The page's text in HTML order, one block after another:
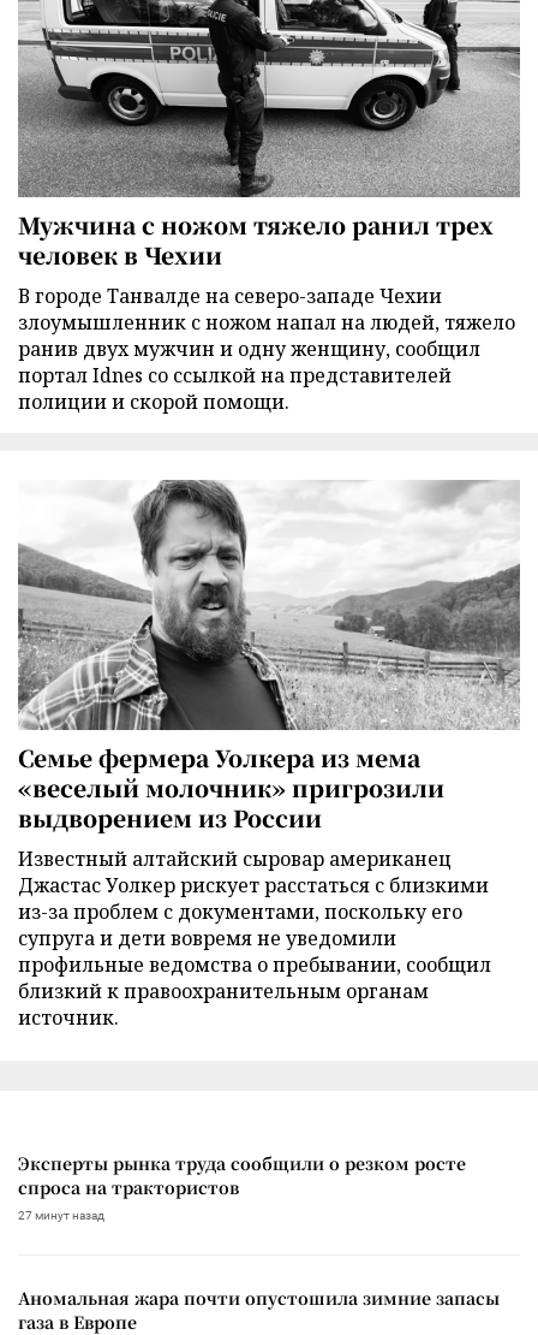
Мужчина с ножом тяжело ранил трех
человек в Чехии
В городе Танвалде на северо-западе Чехии
злоумышленник с ножом напал на людей, тяжело
ранив двух мужчин и одну женщину, сообщил
портал Idnes со ссылкой на представителей
полиции и скорой помощи.
Семье фермера Уолкера из мема
«веселый молочник» пригрозили
выдворением из России
Известный алтайский сыровар американец
Джастас Уолкер рискует расстаться с близкими
из-за проблем с документами, поскольку его
супруга и дети вовремя не уведомили
профильные ведомства о пребывании, сообщил
близкий к правоохранительным органам
источник.
Эксперты рынка труда сообщили о резком росте
спроса на трактористов
27 минут назад
Аномальная жара почти опустошила зимние запасы
газа в Европе